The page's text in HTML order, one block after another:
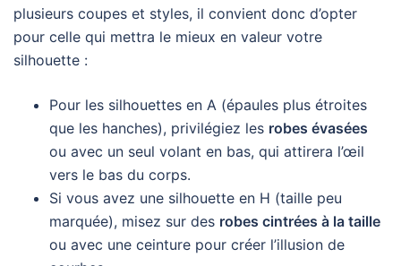
plusieurs coupes et styles, il convient donc d’opter
pour celle qui mettra le mieux en valeur votre
silhouette :
Pour les silhouettes en A (épaules plus étroites
que les hanches), privilégiez les robes évasées
ou avec un seul volant en bas, qui attirera l’œil
vers le bas du corps.
Si vous avez une silhouette en H (taille peu
marquée), misez sur des robes cintrées à la taille
ou avec une ceinture pour créer l’illusion de